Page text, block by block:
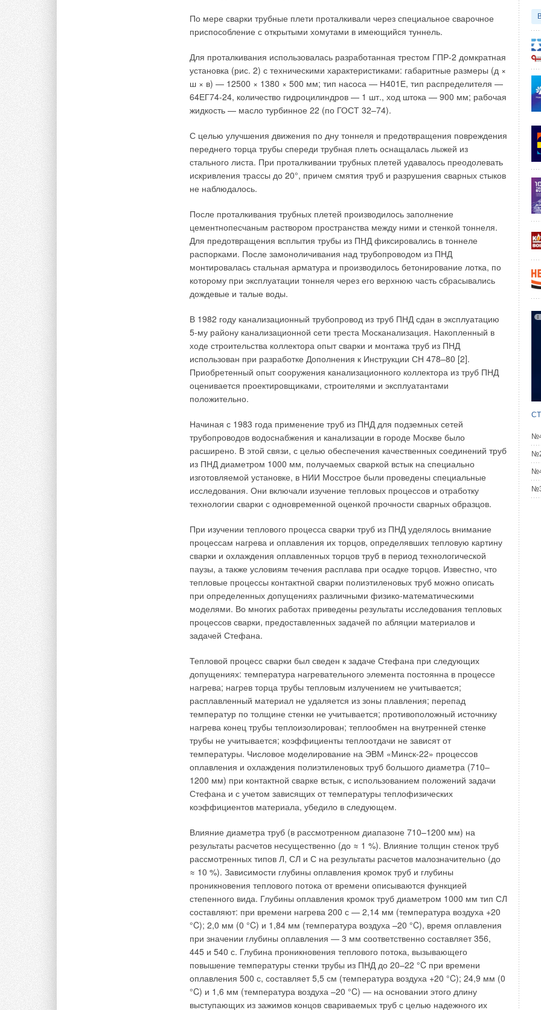
По мере сварки трубные плети проталкивали через специальное сварочное
приспособление с открытыми хомутами в имеющийся туннель.
Для проталкивания использовалась разработанная трестом ГПР-2 домкратная
установка (рис. 2) с техническими характеристиками: габаритные размеры (д ×
ш × в) — 12500 × 1380 × 500 мм; тип насоса — Н401Е, тип распределителя —
64ЕГ74-24, количество гидроцилиндров — 1 шт., ход штока — 900 мм; рабочая
жидкость — масло турбинное 22 (по ГОСТ 32–74).
С целью улучшения движения по дну тоннеля и предотвращения повреждения
переднего торца трубы спереди трубная плеть оснащалась лыжей из
стального листа. При проталкивании трубных плетей удавалось преодолевать
искривления трассы до 20°, причем смятия труб и разрушения сварных стыков
не наблюдалось.
После проталкивания трубных плетей производилось заполнение
цементнопесчаным раствором пространства между ними и стенкой тоннеля.
Для предотвращения всплытия трубы из ПНД фиксировались в тоннеле
распорками. После замоноличивания над трубопроводом из ПНД
монтировалась стальная арматура и производилось бетонирование лотка, по
которому при эксплуатации тоннеля через его верхнюю часть сбрасывались
дождевые и талые воды.
В 1982 году канализационный трубопровод из труб ПНД сдан в эксплуатацию
5-му району канализационной сети треста Москанализация. Накопленный в
ходе строительства коллектора опыт сварки и монтажа труб из ПНД
использован при разработке Дополнения к Инструкции СН 478–80 [2].
Приобретенный опыт сооружения канализационного коллектора из труб ПНД
оценивается проектировщиками, строителями и эксплуатантами
положительно.
Начиная с 1983 года применение труб из ПНД для подземных сетей
трубопроводов водоснабжения и канализации в городе Москве было
расширено. В этой связи, с целью обеспечения качественных соединений труб
из ПНД диаметром 1000 мм, получаемых сваркой встык на специально
изготовляемой установке, в НИИ Мосстрое были проведены специальные
исследования. Они включали изучение тепловых процессов и отработку
технологии сварки с одновременной оценкой прочности сварных образцов.
При изучении теплового процесса сварки труб из ПНД уделялось внимание
процессам нагрева и оплавления их торцов, определявших тепловую картину
сварки и охлаждения оплавленных торцов труб в период технологической
паузы, а также условиям течения расплава при осадке торцов. Известно, что
тепловые процессы контактной сварки полиэтиленовых труб можно описать
при определенных допущениях различными физико-математическими
моделями. Во многих работах приведены результаты исследования тепловых
процессов сварки, предоставленных задачей по абляции материалов и
задачей Стефана.
Тепловой процесс сварки был сведен к задаче Стефана при следующих
допущениях: температура нагревательного элемента постоянна в процессе
нагрева; нагрев торца трубы тепловым излучением не учитывается;
расплавленный материал не удаляется из зоны плавления; перепад
температур по толщине стенки не учитывается; противоположный источнику
нагрева конец трубы теплоизолирован; теплообмен на внутренней стенке
трубы не учитывается; коэффициенты теплоотдачи не зависят от
температуры. Числовое моделирование на ЭВМ «Минск-22» процессов
оплавления и охлаждения полиэтиленовых труб большого диаметра (710–
1200 мм) при контактной сварке встык, с использованием положений задачи
Стефана и с учетом зависящих от температуры теплофизических
коэффициентов материала, убедило в следующем.
Влияние диаметра труб (в рассмотренном диапазоне 710–1200 мм) на
результаты расчетов несущественно (до ≈ 1 %). Влияние толщин стенок труб
рассмотренных типов Л, СЛ и С на результаты расчетов малозначительно (до
≈ 10 %). Зависимости глубины оплавления кромок труб и глубины
проникновения теплового потока от времени описываются функцией
степенного вида. Глубины оплавления кромок труб диаметром 1000 мм тип СЛ
составляют: при времени нагрева 200 с — 2,14 мм (температура воздуха +20
°C); 2,0 мм (0 °C) и 1,84 мм (температура воздуха –20 °C), время оплавления
при значении глубины оплавления — 3 мм соответственно составляет 356,
445 и 540 с. Глубина проникновения теплового потока, вызывающего
повышение температуры стенки трубы из ПНД до 20–22 °C при времени
оплавления 500 с, составляет 5,5 см (температура воздуха +20 °C); 24,9 мм (0
°C) и 1,6 мм (температура воздуха –20 °C) — на основании этого длину
выступающих из зажимов концов свариваемых труб с целью надежного их
Добавить комментарий